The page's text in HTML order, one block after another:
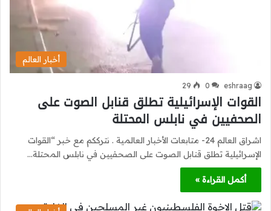
أخبار العالم
eshraag
0
29
القوات الإسرائيلية تطلق قنابل الصوت على
الصحفيين في نابلس المحتلة
اشراق العالم 24- متابعات الأخبار العالمية . نترككم مع خبر “القوات
الإسرائيلية تطلق قنابل الصوت على الصحفيين في نابلس المحتلة…
أكمل القراءة »